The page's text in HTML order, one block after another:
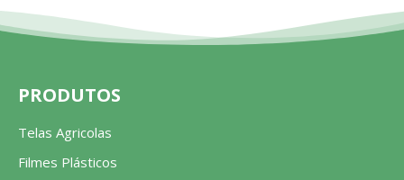
PRODUTOS
Telas Agricolas
Filmes Plásticos